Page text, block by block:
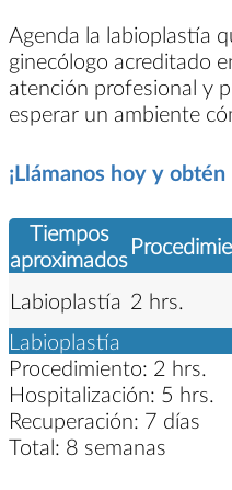
Agenda la labioplastía
ginecólogo acreditado
atención profesional y
esperar un ambiente
¡Llámanos hoy y
Tiempos
aproximados
Labioplastía 2 hrs.
Labioplastía
Procedimiento: 2 hrs.
Hospitalización: 5 hrs.
Recuperación: 7 días
Total: 8 semanas